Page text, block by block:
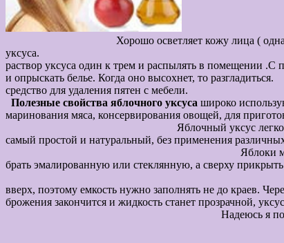
Хорошо осветляет кожу лица ( одна столовая
уксуса. Для устранения
раствор уксуса один к трем и распылять в помещении .С
и опрыскать белье. Когда оно
средство
Полезные свойства яблочного уксуса широко
маринования мяса,
Яблочный уксус легко
самый простой и натуральный, без
Яблоки мелко нарезаем полностью без
брать эмалированную или стеклянную, а сверху
В процессе
вверх, поэтому емкость нужно заполнять не до краев.
брожения закончится и жидкость
Надеюсь я понятно